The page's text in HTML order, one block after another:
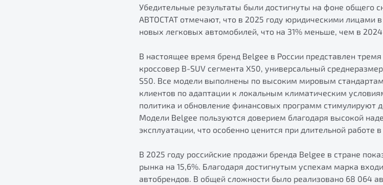
Убедительные результаты были достигнуты на фоне общего
АВТОСТАТ отмечают, что в 2025 году юридическими лицами в
новых легковых автомобилей, что на 31% меньше, чем в 2024
В настоящее время бренд Belgee в России представлен
кроссовер B-SUV сегмента X50, универсальный
S50. Все модели выполнены по высоким мировым
клиентов по адаптации к локальным климатическим
политика и обновление финансовых программ стимулируют
Модели Belgee пользуются доверием благодаря высокой
эксплуатации, что особенно ценится при длительной работе
В 2025 году российские продажи бренда Belgee в стране
рынка на 15,6%. Благодаря достигнутым успехам марка
автобрендов. В общей сложности было реализовано 68 064